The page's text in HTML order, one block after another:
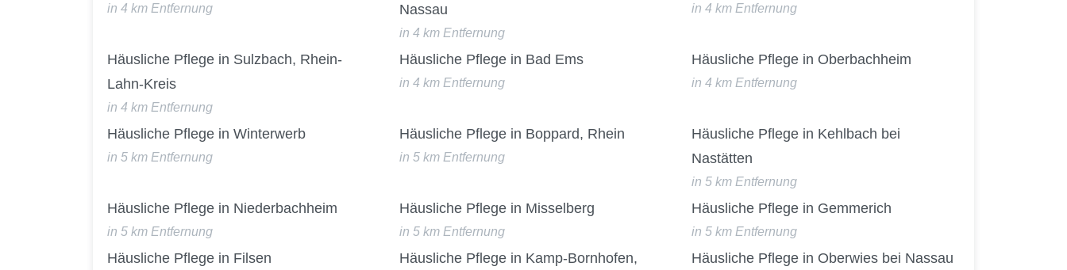
in 4 km Entfernung
Nassau
in 4 km Entfernung
in 4 km Entfernung
Häusliche Pflege in Sulzbach, Rhein-
Lahn-Kreis
in 4 km Entfernung
Häusliche Pflege in Bad Ems
in 4 km Entfernung
Häusliche Pflege in Oberbachheim
in 4 km Entfernung
Häusliche Pflege in Winterwerb
in 5 km Entfernung
Häusliche Pflege in Boppard, Rhein
in 5 km Entfernung
Häusliche Pflege in Kehlbach bei
Nastätten
in 5 km Entfernung
Häusliche Pflege in Niederbachheim
in 5 km Entfernung
Häusliche Pflege in Misselberg
in 5 km Entfernung
Häusliche Pflege in Gemmerich
in 5 km Entfernung
Häusliche Pflege in Filsen Häusliche Pflege in Kamp-Bornhofen, Häusliche Pflege in Oberwies bei Nassau